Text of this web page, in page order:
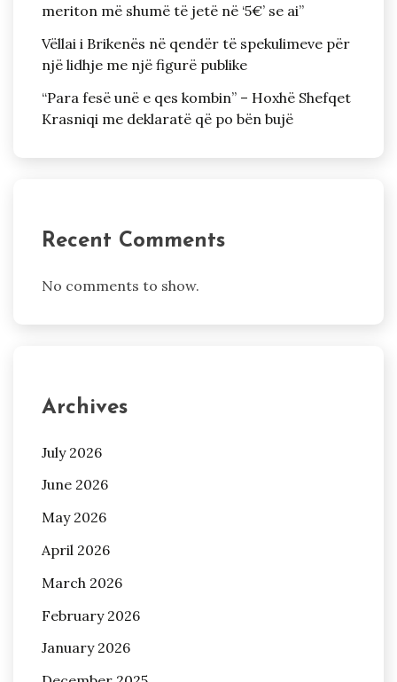
meriton më shumë të jetë në ‘5€’ se ai”
Vëllai i Brikenës në qendër të spekulimeve për
një lidhje me një figurë publike
“Para fesë unë e qes kombin” – Hoxhë Shefqet
Krasniqi me deklaratë që po bën bujë
Recent Comments
No comments to show.
Archives
July 2026
June 2026
May 2026
April 2026
March 2026
February 2026
January 2026